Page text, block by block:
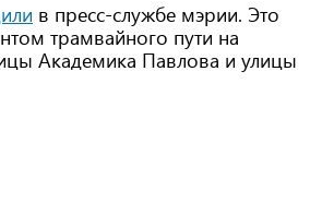
в пресс-службе мэрии. Это
трамвайного пути на
Академика Павлова и улицы